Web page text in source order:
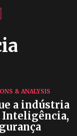
& ANALYSIS
a indústria
Inteligência,